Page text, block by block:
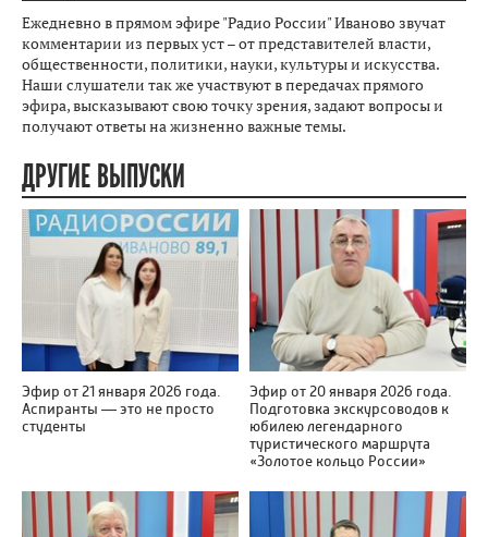
Ежедневно в прямом эфире "Радио России" Иваново звучат
комментарии из первых уст – от представителей власти,
общественности, политики, науки, культуры и искусства.
Наши слушатели так же участвуют в передачах прямого
эфира, высказывают свою точку зрения, задают вопросы и
получают ответы на жизненно важные темы.
ДРУГИЕ ВЫПУСКИ
Эфир от 21 января 2026 года.
Аспиранты — это не просто
студенты
Эфир от 20 января 2026 года.
Подготовка экскурсоводов к
юбилею легендарного
туристического маршрута
«Золотое кольцо России»